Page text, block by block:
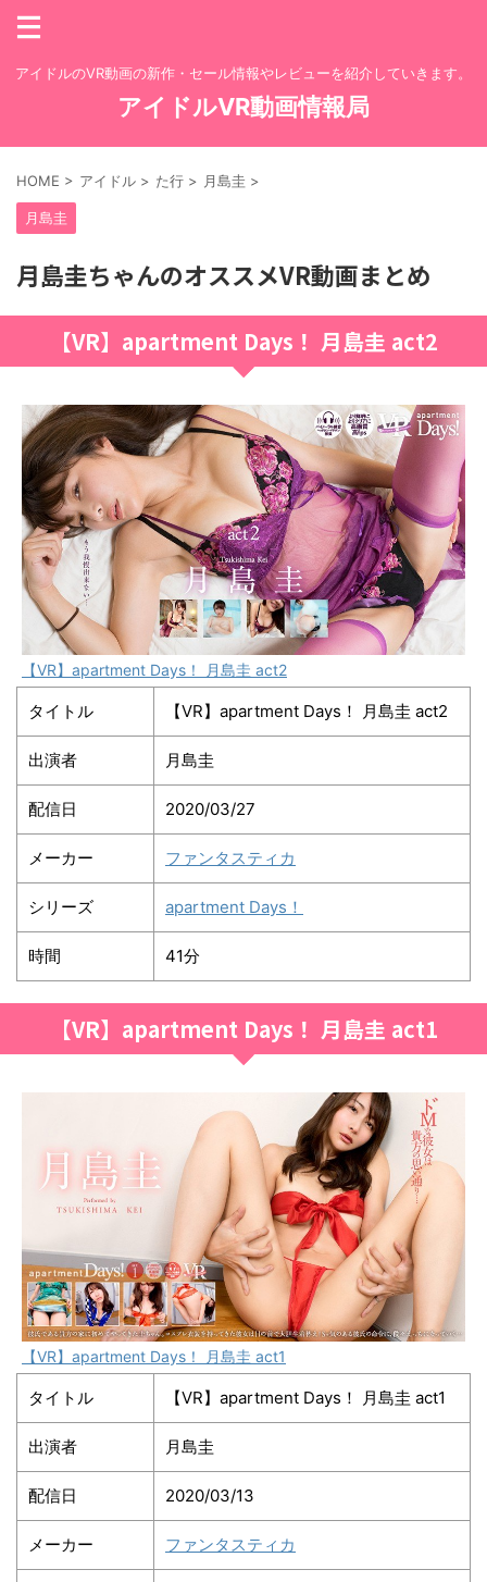
アイドルのVR動画の新作・セール情報やレビューを紹介していきます。
アイドルVR動画情報局
HOME > アイドル > た行 > 月島圭 >
月島圭
月島圭ちゃんのオススメVR動画まとめ
【VR】apartment Days！ 月島圭 act2
【VR】apartment Days！ 月島圭 act2
タイトル 【VR】apartment Days！ 月島圭 act2
出演者 月島圭
配信日 2020/03/27
メーカー ファンタスティカ
シリーズ apartment Days！
時間 41分
【VR】apartment Days！ 月島圭 act1
【VR】apartment Days！ 月島圭 act1
タイトル 【VR】apartment Days！ 月島圭 act1
出演者 月島圭
配信日 2020/03/13
メーカー ファンタスティカ